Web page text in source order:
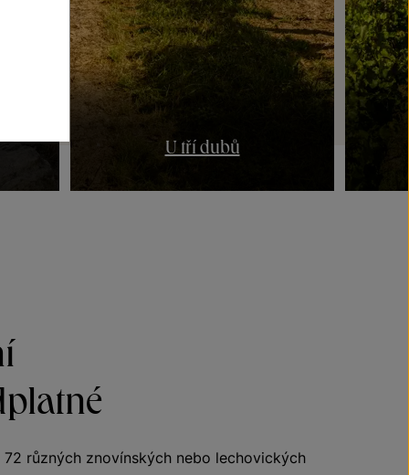
U tří dubů
různých znovínských nebo lechovických